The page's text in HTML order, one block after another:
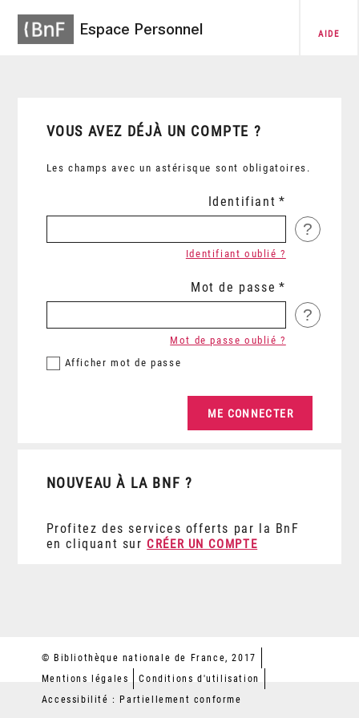
Espace Personnel AIDE
VOUS AVEZ DÉJÀ UN COMPTE ?
Les champs avec un astérisque sont obligatoires.
Identifiant
?
Identifiant oublié ?
Mot de passe
?
Afficher mot de passe
Mot de passe oublié ?
NOUVEAU À LA BNF ?
Profitez des services offerts par la BnF
en cliquant sur CRÉER UN COMPTE
© Bibliothèque nationale de France, 2017
Mentions légales
Conditions d'utilisation
Accessibilité : Partiellement conforme